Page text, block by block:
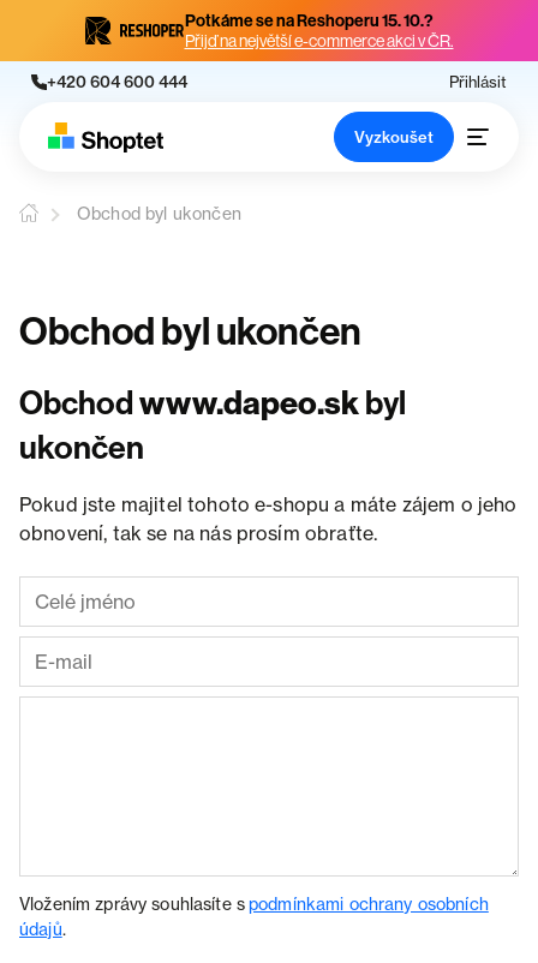
Potkáme se na Reshoperu 15. 10.?
Přijď na největší e-commerce akci v ČR.
+420 604 600 444 Přihlásit
Vyzkoušet
Obchod byl ukončen
Obchod byl ukončen
Obchodwww.dapeo.skbyl
ukončen
Pokud jste majitel tohoto e-shopu a máte zájem o jeho
obnovení, tak se na nás prosím obraťte.
Vložením zprávy souhlasíte spodmínkami ochrany osobních
údajů.